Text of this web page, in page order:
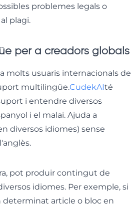
problemes legals o
plagi.
per a creadors globals
molts usuaris internacionals de
multilingüe.CudekAIté
i entendre diversos
i el malai. Ajuda a
diversos idiomes) sense
pot produir contingut de
idiomes. Per exemple, si
determinat article o bloc en